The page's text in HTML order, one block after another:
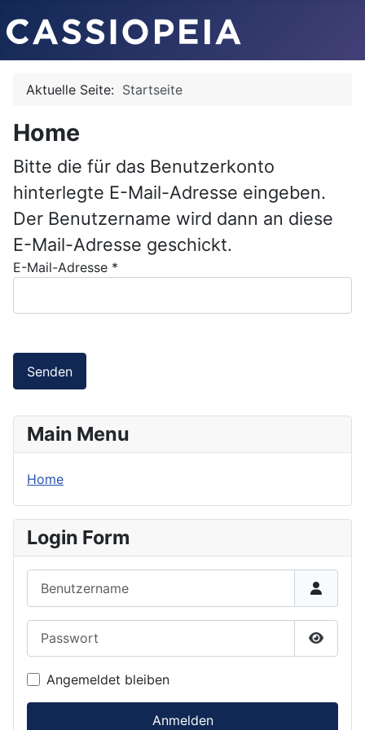
Aktuelle Seite: Startseite
Home
Bitte die für das Benutzerkonto
hinterlegte E-Mail-Adresse eingeben.
Der Benutzername wird dann an diese
E-Mail-Adresse geschickt.
E-Mail-Adresse *
Senden
Main Menu
Home
Login Form
Angemeldet bleiben
Anmelden